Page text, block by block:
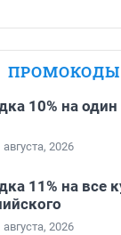
ПРОМОКОДЫ
10% на
2026
11% на все
2026